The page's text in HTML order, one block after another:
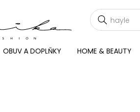
OBUV A DOPLŇKY HOME & BEAUTY